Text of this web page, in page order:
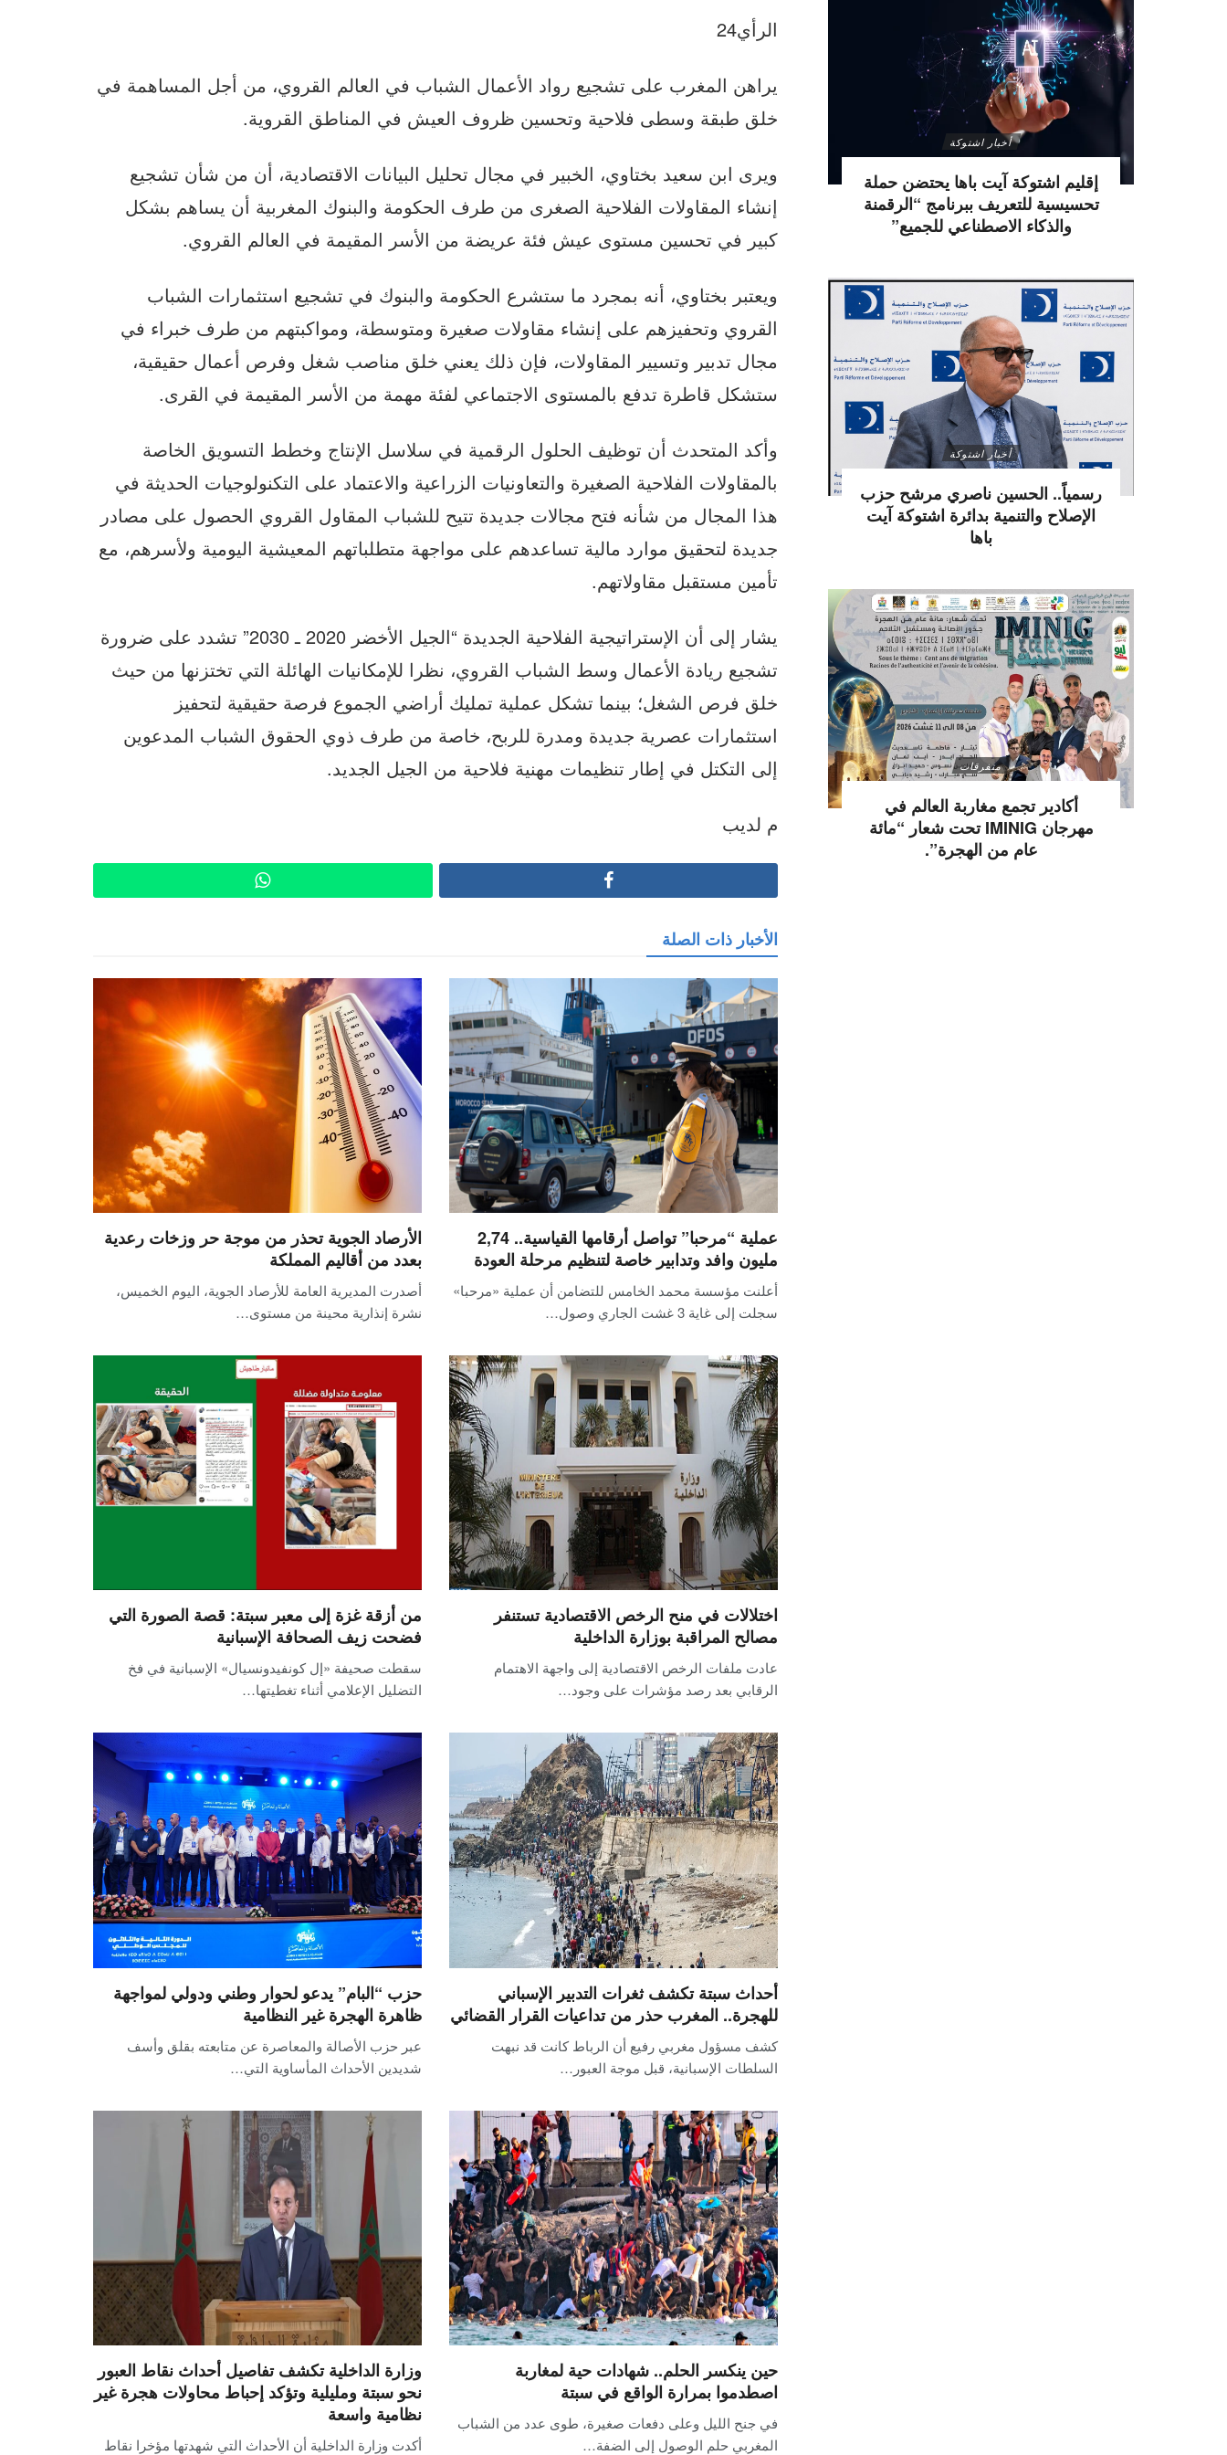
الرأي24
يراهن المغرب على تشجيع رواد الأعمال الشباب في العالم القروي، من أجل المساهمة في
خلق طبقة وسطى فلاحية وتحسين ظروف العيش في المناطق القروية.
ويرى ابن سعيد بختاوي، الخبير في مجال تحليل البيانات الاقتصادية، أن من شأن تشجيع
إنشاء المقاولات الفلاحية الصغرى من طرف الحكومة والبنوك المغربية أن يساهم بشكل
كبير في تحسين مستوى عيش فئة عريضة من الأسر المقيمة في العالم القروي.
ويعتبر بختاوي، أنه بمجرد ما ستشرع الحكومة والبنوك في تشجيع استثمارات الشباب
القروي وتحفيزهم على إنشاء مقاولات صغيرة ومتوسطة، ومواكبتهم من طرف خبراء في
مجال تدبير وتسيير المقاولات، فإن ذلك يعني خلق مناصب شغل وفرص أعمال حقيقية،
ستشكل قاطرة تدفع بالمستوى الاجتماعي لفئة مهمة من الأسر المقيمة في القرى.
وأكد المتحدث أن توظيف الحلول الرقمية في سلاسل الإنتاج وخطط التسويق الخاصة
بالمقاولات الفلاحية الصغيرة والتعاونيات الزراعية والاعتماد على التكنولوجيات الحديثة في
هذا المجال من شأنه فتح مجالات جديدة تتيح للشباب المقاول القروي الحصول على مصادر
جديدة لتحقيق موارد مالية تساعدهم على مواجهة متطلباتهم المعيشية اليومية ولأسرهم، مع
تأمين مستقبل مقاولاتهم.
يشار إلى أن الإستراتيجية الفلاحية الجديدة “الجيل الأخضر 2020 ـ 2030” تشدد على ضرورة
تشجيع ريادة الأعمال وسط الشباب القروي، نظرا للإمكانيات الهائلة التي تختزنها من حيث
خلق فرص الشغل؛ بينما تشكل عملية تمليك أراضي الجموع فرصة حقيقية لتحفيز
استثمارات عصرية جديدة ومدرة للربح، خاصة من طرف ذوي الحقوق الشباب المدعوين
إلى التكتل في إطار تنظيمات مهنية فلاحية من الجيل الجديد.
م لديب
الأخبار ذات الصلة
عملية “مرحبا” تواصل أرقامها القياسية.. 2,74
مليون وافد وتدابير خاصة لتنظيم مرحلة العودة
أعلنت مؤسسة محمد الخامس للتضامن أن عملية «مرحبا»
سجلت إلى غاية 3 غشت الجاري وصول…
الأرصاد الجوية تحذر من موجة حر وزخات رعدية
بعدد من أقاليم المملكة
أصدرت المديرية العامة للأرصاد الجوية، اليوم الخميس،
نشرة إنذارية محينة من مستوى…
اختلالات في منح الرخص الاقتصادية تستنفر
مصالح المراقبة بوزارة الداخلية
عادت ملفات الرخص الاقتصادية إلى واجهة الاهتمام
الرقابي بعد رصد مؤشرات على وجود…
من أزقة غزة إلى معبر سبتة: قصة الصورة التي
فضحت زيف الصحافة الإسبانية
سقطت صحيفة «إل كونفيدونسيال» الإسبانية في فخ
التضليل الإعلامي أثناء تغطيتها…
أحداث سبتة تكشف ثغرات التدبير الإسباني
للهجرة.. المغرب حذر من تداعيات القرار القضائي
كشف مسؤول مغربي رفيع أن الرباط كانت قد نبهت
السلطات الإسبانية، قبل موجة العبور…
حزب “البام” يدعو لحوار وطني ودولي لمواجهة
ظاهرة الهجرة غير النظامية
عبر حزب الأصالة والمعاصرة عن متابعته بقلق وأسف
شديدين الأحداث المأساوية التي…
حين ينكسر الحلم.. شهادات حية لمغاربة
اصطدموا بمرارة الواقع في سبتة
في جنح الليل وعلى دفعات صغيرة، طوى عدد من الشباب
المغربي حلم الوصول إلى الضفة…
وزارة الداخلية تكشف تفاصيل أحداث نقاط العبور
نحو سبتة ومليلية وتؤكد إحباط محاولات هجرة غير
نظامية واسعة
أكدت وزارة الداخلية أن الأحداث التي شهدتها مؤخرا نقاط
أخبار اشتوكة
إقليم اشتوكة آيت باها يحتضن حملة
تحسيسية للتعريف ببرنامج “الرقمنة
والذكاء الاصطناعي للجميع”
أخبار اشتوكة
رسمياً.. الحسين ناصري مرشح حزب
الإصلاح والتنمية بدائرة اشتوكة آيت
باها
متفرقات
أكادير تجمع مغاربة العالم في
مهرجان IMINIG تحت شعار “مائة
عام من الهجرة”.